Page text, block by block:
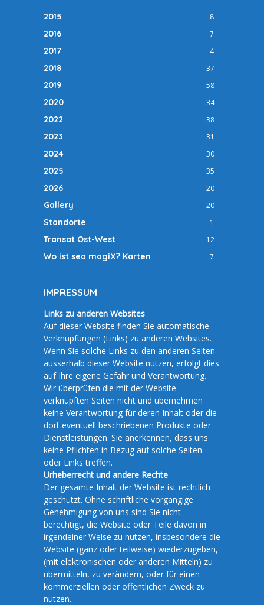
2015 8
2016 7
2017 4
2018 37
2019 58
2020 34
2022 38
2023 31
2024 30
2025 35
2026 20
Gallery 20
Standorte 1
Transat Ost-West 12
Wo ist sea magiX? Karten 7
IMPRESSUM
Links zu anderen Websites
Auf dieser Website finden Sie automatische
Verknüpfungen (Links) zu anderen Websites.
Wenn Sie solche Links zu den anderen Seiten
ausserhalb dieser Website nutzen, erfolgt dies
auf Ihre eigene Gefahr und Verantwortung.
Wir überprüfen die mit der Website
verknüpften Seiten nicht und übernehmen
keine Verantwortung für deren Inhalt oder die
dort eventuell beschriebenen Produkte oder
Dienstleistungen. Sie anerkennen, dass uns
keine Pflichten in Bezug auf solche Seiten
oder Links treffen.
Urheberrecht und andere Rechte
Der gesamte Inhalt der Website ist rechtlich
geschützt. Ohne schriftliche vorgängige
Genehmigung von uns sind Sie nicht
berechtigt, die Website oder Teile davon in
irgendeiner Weise zu nutzen, insbesondere die
Website (ganz oder teilweise) wiederzugeben,
(mit elektronischen oder anderen Mitteln) zu
übermitteln, zu verändern, oder für einen
kommerziellen oder öffentlichen Zweck zu
nutzen.